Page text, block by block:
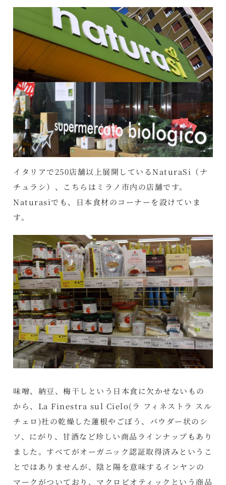
イタリアで250店舗以上展開しているNaturaSi（ナ
チュラシ）、こちらはミラノ市内の店舗です。
Naturasiでも、日本食材のコーナーを設けていま
す。
味噌、納豆、梅干しという日本食に欠かせないもの
から、La Finestra sul Cielo(ラ フィネストラ スル
チェロ)社の乾燥した蓮根やごぼう、パウダー状のシ
ソ、にがり、甘酒など珍しい商品ラインナップもあり
ました。すべてがオーガニック認証取得済みというこ
とではありませんが、陰と陽を意味するインヤンの
マークがついており、マクロビオティックという商品